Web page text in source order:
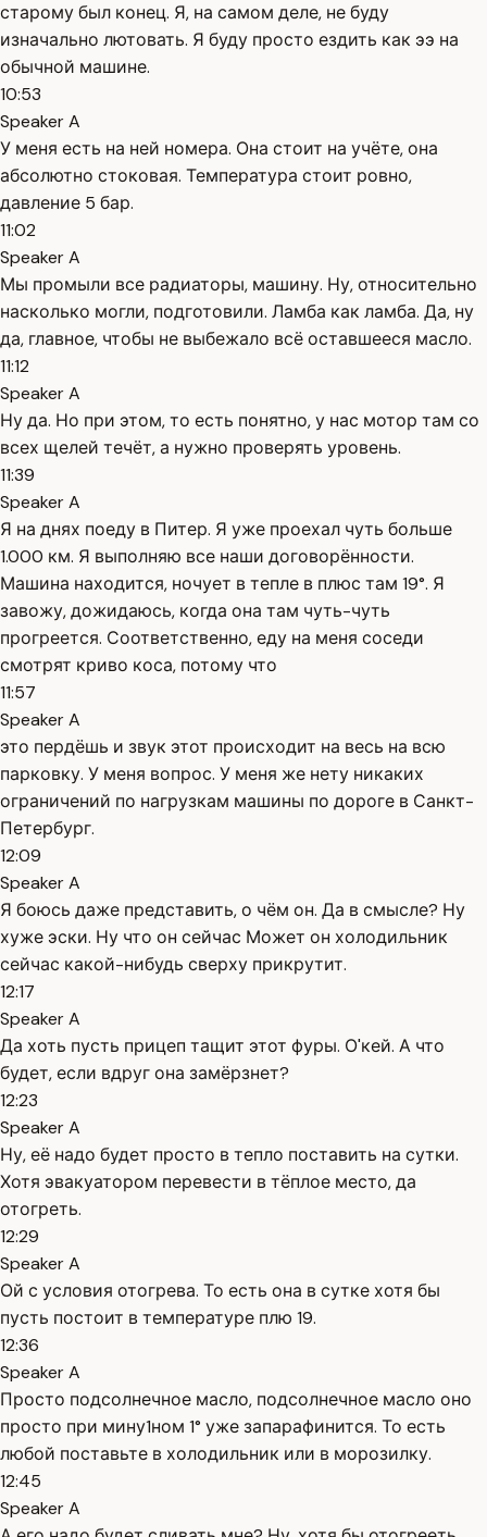
старому был конец. Я, на самом деле, не буду
изначально лютовать. Я буду просто ездить как ээ на
обычной машине.
10:53
Speaker A
У меня есть на ней номера. Она стоит на учёте, она
абсолютно стоковая. Температура стоит ровно,
давление 5 бар.
11:02
Speaker A
Мы промыли все радиаторы, машину. Ну, относительно
насколько могли, подготовили. Ламба как ламба. Да, ну
да, главное, чтобы не выбежало всё оставшееся масло.
11:12
Speaker A
Ну да. Но при этом, то есть понятно, у нас мотор там со
всех щелей течёт, а нужно проверять уровень.
11:39
Speaker A
Я на днях поеду в Питер. Я уже проехал чуть больше
1.000 км. Я выполняю все наши договорённости.
Машина находится, ночует в тепле в плюс там 19°. Я
завожу, дожидаюсь, когда она там чуть-чуть
прогреется. Соответственно, еду на меня соседи
смотрят криво коса, потому что
11:57
Speaker A
это пердёшь и звук этот происходит на весь на всю
парковку. У меня вопрос. У меня же нету никаких
ограничений по нагрузкам машины по дороге в Санкт-
Петербург.
12:09
Speaker A
Я боюсь даже представить, о чём он. Да в смысле? Ну
хуже эски. Ну что он сейчас Может он холодильник
сейчас какой-нибудь сверху прикрутит.
12:17
Speaker A
Да хоть пусть прицеп тащит этот фуры. О'кей. А что
будет, если вдруг она замёрзнет?
12:23
Speaker A
Ну, её надо будет просто в тепло поставить на сутки.
Хотя эвакуатором перевести в тёплое место, да
отогреть.
12:29
Speaker A
Ой с условия отогрева. То есть она в сутке хотя бы
пусть постоит в температуре плю 19.
12:36
Speaker A
Просто подсолнечное масло, подсолнечное масло оно
просто при мину1ном 1° уже запарафинится. То есть
любой поставьте в холодильник или в морозилку.
12:45
Speaker A